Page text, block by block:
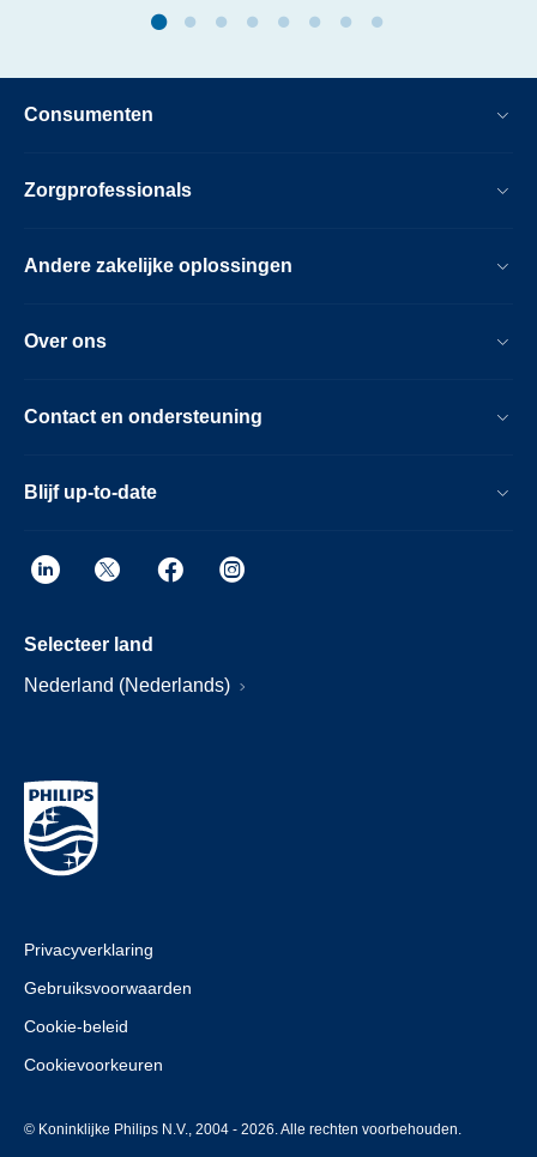
Consumenten
Zorgprofessionals
Andere zakelijke oplossingen
Over ons
Contact en ondersteuning
Blijf up-to-date
Selecteer land
Nederland (Nederlands)
Privacyverklaring
Gebruiksvoorwaarden
Cookie-beleid
Cookievoorkeuren
© Koninklijke Philips N.V., 2004 - 2026. Alle rechten voorbehouden.